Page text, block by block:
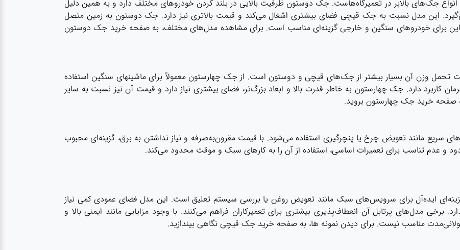
انواع جک‌های بالابر در تعمیرگاه‌هاست. جک دوستون ظرفیت بالایی در بلند کردن خودروهای مختلف دارد و به همین دلیل
می‌گیرد. این مدل نسبت به جک قیچی فضای بیشتری اشغال می‌کند و قیمت بالاتری نیز دارد. جک دوستون به زمین متصل
خرید جک دوستون
وزن آن بسیار بیشتر از جک‌های قیچی و دوستون است. از جک چهارستون معمولاً برای ماشینهای سنگین استفاده
کاربرد دارد. جک چهارستون به خاطر قدرت بالا و ابعاد بزرگ‌تر، فضای بیشتری نیاز دارد و قیمت آن نیز نسبت به سایر
صفحه خرید جک چهارستون بروید.
سریع مانند تعویض چرخ یا پنچرگیری استفاده می‌شود. با قیمت مقرون‌به‌صرفه و نیاز نداشتن به برق، گزینه‌ای محبوب
و عدم تناسب برای تعمیرات اساسی، استفاده از آن را به کارهای سبک و موقت محدود می‌کند.
ایده‌آل برای سرویس‌های سبک مانند تعویض روغن یا بررسی سیستم تعلیق است. این مدل فضای عمودی کمی نیاز
برخی مدل‌های پرتابل آن انعطاف‌پذیری بیشتری برای تعمیرکاران فراهم می‌کنند. با وجود مزایایی مانند ایمنی بالا و
مناسب نیست. برای دیدن نمونه ها، به صفحه خرید جک قیچینگاهی بیندازید.